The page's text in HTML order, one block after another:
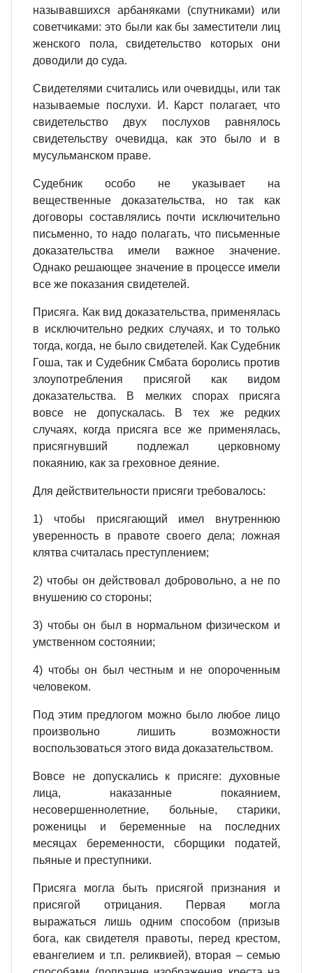
называвшихся арбаняками (спутниками) или
советчиками: это были как бы заместители лиц
женского пола, свидетельство которых они
доводили до суда.
Свидетелями считались или очевидцы, или так
называемые послухи. И. Карст полагает, что
свидетельство двух послухов равнялось
свидетельству очевидца, как это было и в
мусульманском праве.
Судебник особо не указывает на
вещественные доказательства, но так как
договоры составлялись почти исключительно
письменно, то надо полагать, что письменные
доказательства имели важное значение.
Однако решающее значение в процессе имели
все же показания свидетелей.
Присяга. Как вид доказательства, применялась
в исключительно редких случаях, и то только
тогда, когда, не было свидетелей. Как Судебник
Гоша, так и Судебник Смбата боролись против
злоупотребления присягой как видом
доказательства. В мелких спорах присяга
вовсе не допускалась. В тех же редких
случаях, когда присяга все же применялась,
присягнувший подлежал церковному
покаянию, как за греховное деяние.
Для действительности присяги требовалось:
1) чтобы присягающий имел внутреннюю
уверенность в правоте своего дела; ложная
клятва считалась преступлением;
2) чтобы он действовал добровольно, а не по
внушению со стороны;
3) чтобы он был в нормальном физическом и
умственном состоянии;
4) чтобы он был честным и не опороченным
человеком.
Под этим предлогом можно было любое лицо
произвольно лишить возможности
воспользоваться этого вида доказательством.
Вовсе не допускались к присяге: духовные
лица, наказанные покаянием,
несовершеннолетние, больные, старики,
роженицы и беременные на последних
месяцах беременности, сборщики податей,
пьяные и преступники.
Присяга могла быть присягой признания и
присягой отрицания. Первая могла
выражаться лишь одним способом (призыв
бога, как свидетеля правоты, перед крестом,
евангелием и т.п. реликвией), вторая – семью